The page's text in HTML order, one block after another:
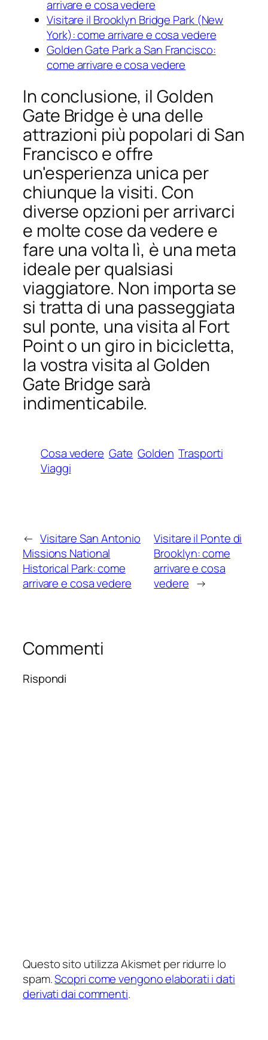
arrivare e cosa vedere
Visitare il Brooklyn Bridge Park (New
York): come arrivare e cosa vedere
Golden Gate Park a San Francisco:
come arrivare e cosa vedere
In conclusione, il Golden
Gate Bridge è una delle
attrazioni più popolari di San
Francisco e offre
un'esperienza unica per
chiunque la visiti. Con
diverse opzioni per arrivarci
e molte cose da vedere e
fare una volta lì, è una meta
ideale per qualsiasi
viaggiatore. Non importa se
si tratta di una passeggiata
sul ponte, una visita al Fort
Point o un giro in bicicletta,
la vostra visita al Golden
Gate Bridge sarà
indimenticabile.
Cosa vedere Gate Golden Trasporti
Viaggi
← Visitare San Antonio
Missions National
Historical Park: come
arrivare e cosa vedere
Visitare il Ponte di
Brooklyn: come
arrivare e cosa
vedere →
Commenti
Rispondi
Questo sito utilizza Akismet per ridurre lo
spam.Scopri come vengono elaborati i dati
derivati dai commenti.